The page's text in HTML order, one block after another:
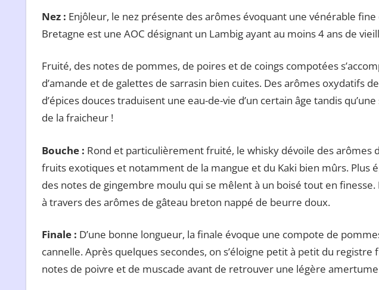
Nez: Enjôleur, le nez présente des arômes évoquant une vénérable
Bretagne est une AOC désignant un Lambig ayant au moins 4 ans de
Fruité, des notes de pommes, de poires et de coings compotées
d’amande et de galettes de sarrasin bien cuites. Des arômes oxydatifs
d’épices douces traduisent une eau-de-vie d’un certain âge tandis
de la fraicheur !
Bouche: Rond et particulièrement fruité, le whisky dévoile des arômes
fruits exotiques et notamment de la mangue et du Kaki bien mûrs. Plus
des notes de gingembre moulu qui se mêlent à un boisé tout en finesse.
à travers des arômes de gâteau breton nappé de beurre doux.
Finale: D’une bonne longueur, la finale évoque une compote de
cannelle. Après quelques secondes, on s’éloigne petit à petit du registre
notes de poivre et de muscade avant de retrouver une légère